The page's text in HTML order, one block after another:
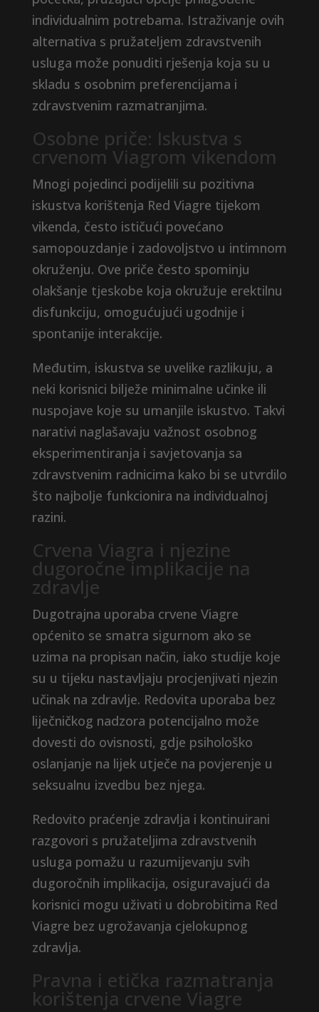
individualnim potrebama. Istraživanje ovih
alternativa s pružateljem zdravstvenih
usluga može ponuditi rješenja koja su u
skladu s osobnim preferencijama i
zdravstvenim razmatranjima.
Osobne priče: Iskustva s
crvenom Viagrom vikendom
Mnogi pojedinci podijelili su pozitivna
iskustva korištenja Red Viagre tijekom
vikenda, često ističući povećano
samopouzdanje i zadovoljstvo u intimnom
okruženju. Ove priče često spominju
olakšanje tjeskobe koja okružuje erektilnu
disfunkciju, omogućujući ugodnije i
spontanije interakcije.
Međutim, iskustva se uvelike razlikuju, a
neki korisnici bilježe minimalne učinke ili
nuspojave koje su umanjile iskustvo. Takvi
narativi naglašavaju važnost osobnog
eksperimentiranja i savjetovanja sa
zdravstvenim radnicima kako bi se utvrdilo
što najbolje funkcionira na individualnoj
razini.
Crvena Viagra i njezine
dugoročne implikacije na
zdravlje
Dugotrajna uporaba crvene Viagre
općenito se smatra sigurnom ako se
uzima na propisan način, iako studije koje
su u tijeku nastavljaju procjenjivati ​​njezin
učinak na zdravlje. Redovita uporaba bez
liječničkog nadzora potencijalno može
dovesti do ovisnosti, gdje psihološko
oslanjanje na lijek utječe na povjerenje u
seksualnu izvedbu bez njega.
Redovito praćenje zdravlja i kontinuirani
razgovori s pružateljima zdravstvenih
usluga pomažu u razumijevanju svih
dugoročnih implikacija, osiguravajući da
korisnici mogu uživati ​​u dobrobitima Red
Viagre bez ugrožavanja cjelokupnog
zdravlja.
Pravna i etička razmatranja
korištenja crvene Viagre